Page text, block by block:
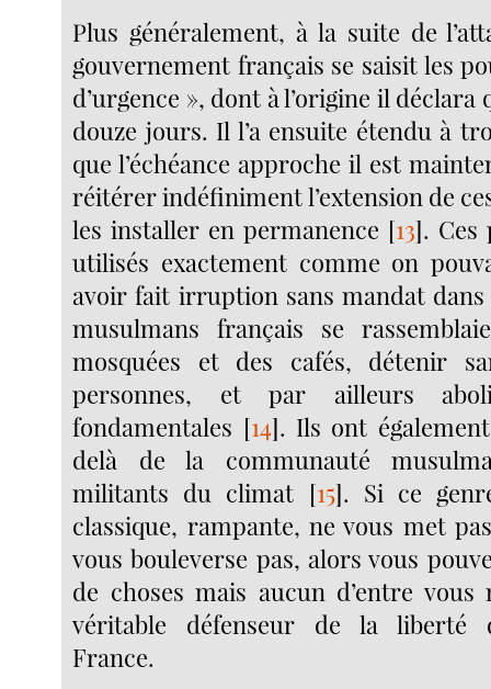
Plus généralement, à la suite de
gouvernement français se saisit les
d’urgence », dont à l’origine il déclara
douze jours. Il l’a ensuite étendu à
que l’échéance approche il est
réitérer indéfiniment l’extension de
les installer en permanence [13]. Ces
utilisés exactement comme on
avoir fait irruption sans mandat dans
musulmans français se
mosquées et des cafés, détenir
personnes, et par ailleurs
fondamentales [14]. Ils ont
delà de la communauté
militants du climat [15]. Si ce
classique, rampante, ne vous met
vous bouleverse pas, alors vous
de choses mais aucun d’entre
véritable défenseur de la liberté
France.